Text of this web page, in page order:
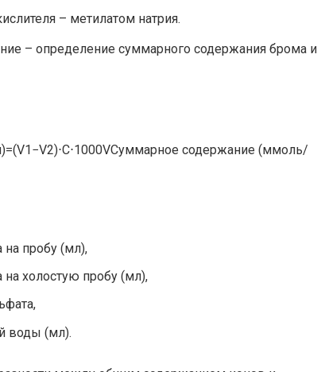
– метилатом натрия.
– определение суммарного содержания брома и
Суммарное содержание (ммоль/
на пробу (мл),
на холостую пробу (мл),
воды (мл).